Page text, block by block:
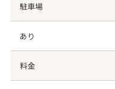
駐車場
あり
料金